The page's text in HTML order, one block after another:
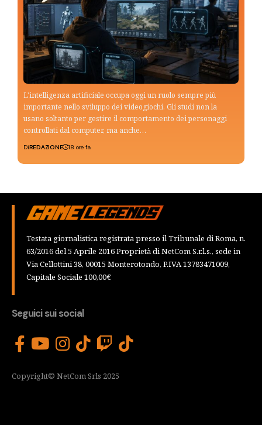
L'intelligenza artificiale occupa oggi un ruolo sempre più
importante nello sviluppo dei videogiochi. Gli studi non la
usano soltanto per gestire il comportamento dei personaggi
controllati dal computer, ma anche…
DiREDAZIONE 18 ore fa
Testata giornalistica registrata presso il Tribunale di Roma, n.
63/2016 del 5 Aprile 2016 Proprietà di NetCom S.r.l.s., sede in
Via Cellottini 38, 00015 Monterotondo, P.IVA 13783471009,
Capitale Sociale 100,00€
Seguici sui social
Copyright© NetCom Srls 2025